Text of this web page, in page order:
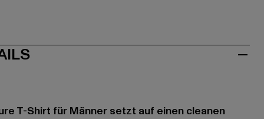
T-Shirt für Männer setzt auf einen cleanen